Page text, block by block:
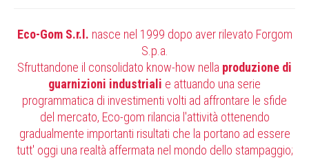
Eco-Gom S.r.l. nasce nel 1999 dopo aver rilevato Forgom
S.p.a.
Sfruttandone il consolidato know-how nella produzione di
guarnizioni industriali e attuando una serie
programmatica di investimenti volti ad affrontare le sfide
del mercato, Eco-gom rilancia l'attività ottenendo
gradualmente importanti risultati che la portano ad essere
tutt' oggi una realtà affermata nel mondo dello stampaggio;